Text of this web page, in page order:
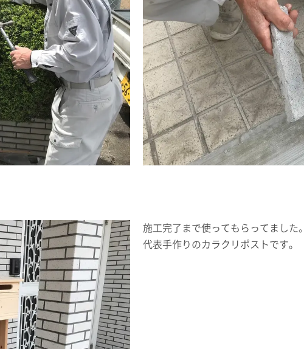
施工完了まで使ってもらってました。
代表手作りのカラクリポストです。